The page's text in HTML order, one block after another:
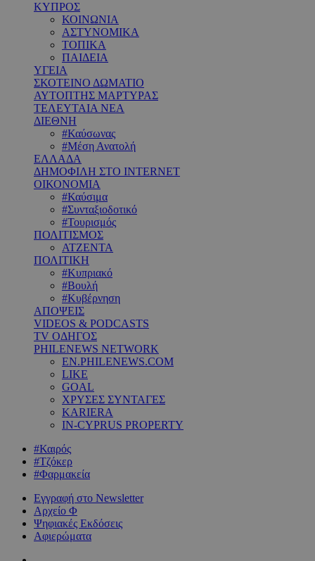
ΚΥΠΡΟΣ
ΚΟΙΝΩΝΙΑ
ΑΣΤΥΝΟΜΙΚΑ
ΤΟΠΙΚΑ
ΠΑΙΔΕΙΑ
ΥΓΕΙΑ
ΣΚΟΤΕΙΝΟ ΔΩΜΑΤΙΟ
ΑΥΤΟΠΤΗΣ ΜΑΡΤΥΡΑΣ
ΤΕΛΕΥΤΑΙΑ ΝΕΑ
ΔΙΕΘΝΗ
#Καύσωνας
#Μέση Ανατολή
ΕΛΛΑΔΑ
ΔΗΜΟΦΙΛΗ ΣΤΟ INTERNET
ΟΙΚΟΝΟΜΙΑ
#Καύσιμα
#Συνταξιοδοτικό
#Τουρισμός
ΠΟΛΙΤΙΣΜΟΣ
ΑΤΖΕΝΤΑ
ΠΟΛΙΤΙΚΗ
#Κυπριακό
#Βουλή
#Κυβέρνηση
ΑΠΟΨΕΙΣ
VIDEOS & PODCASTS
TV ΟΔΗΓΟΣ
PHILENEWS NETWORK
EN.PHILENEWS.COM
LIKE
GOAL
ΧΡΥΣΕΣ ΣΥΝΤΑΓΕΣ
KARIERA
IN-CYPRUS PROPERTY
#Καιρός
#Τζόκερ
#Φαρμακεία
Εγγραφή στο Newsletter
Αρχείο Φ
Ψηφιακές Εκδόσεις
Αφιερώματα